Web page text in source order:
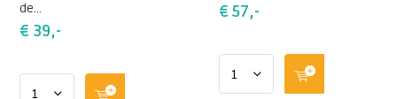
de...
€ 39,-
€ 57,-